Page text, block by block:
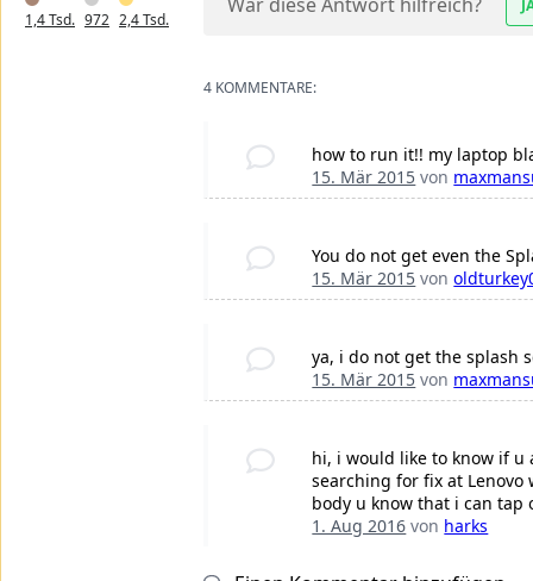
1,4 Tsd. 972 2,4 Tsd.
4 KOMMENTARE:
how to run it!! my laptop
15. Mär 2015 von
You do not get even the
15. Mär 2015 von
ya, i do not get the splash
15. Mär 2015 von
hi, i would like to know if u
searching for fix at
body u know that i can tap
1. Aug 2016 von harks